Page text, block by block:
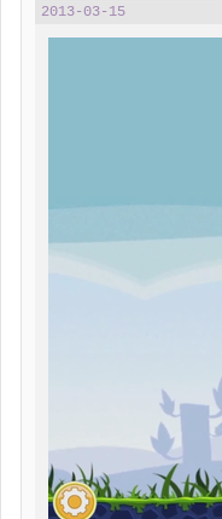
2013-03-15